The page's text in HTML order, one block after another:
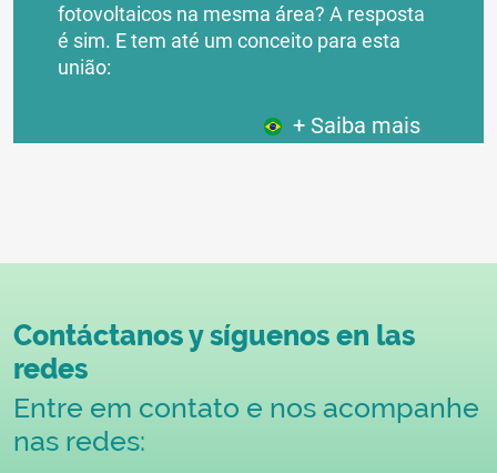
fotovoltaicos na mesma área? A resposta
é sim. E tem até um conceito para esta
união:
+ Saiba mais
Contáctanos y síguenos en las
redes
Entre em contato e nos acompanhe
nas redes: